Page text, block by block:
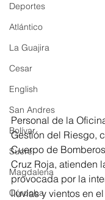
Deportes
Atlántico
La Guajira
Cesar
English
San Andres
Bolívar
Sucre
Magdalena
Córdoba
Personal de la
Gestión del Riesgo,
Cuerpo de
Cruz Roja, atienden
provocada por la
lluvias y vientos en